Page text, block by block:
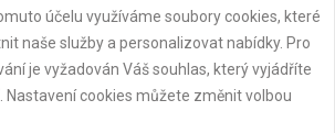
Důležité informace
účelu využíváme soubory cookies, které
naše služby a personalizovat nabídky. Pro
je vyžadován Váš souhlas, který vyjádříte
Nastavení cookies můžete změnit volbou